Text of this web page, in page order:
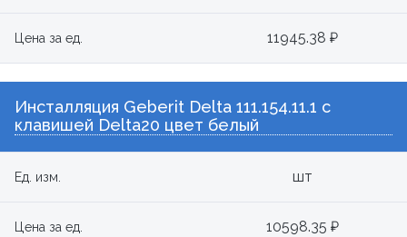
Цена за ед. 11945.38 ₽
Инсталляция Geberit Delta 111.154.11.1 с
клавишей Delta20 цвет белый
Ед. изм. шт
Цена за ед. 10598.35 ₽